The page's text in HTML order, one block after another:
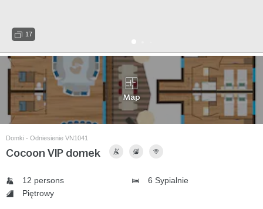
17
Map
Domki - Odniesienie VN1041
Cocoon VIP domek
12 persons
6 Sypialnie
Piętrowy